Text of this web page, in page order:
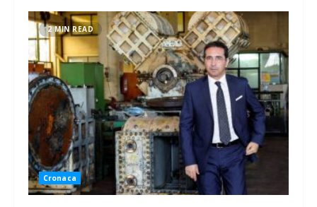
2 MIN READ
Cronaca